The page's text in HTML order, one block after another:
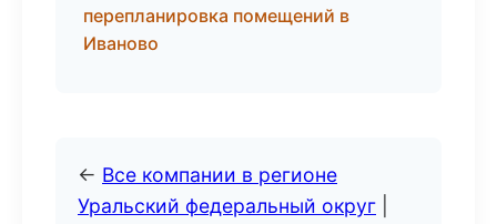
перепланировка помещений в
Иваново
← Все компании в регионе
Уральский федеральный округ